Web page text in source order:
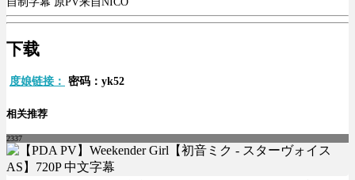
下载
度娘链接： 密码：yk52
相关推荐
2337